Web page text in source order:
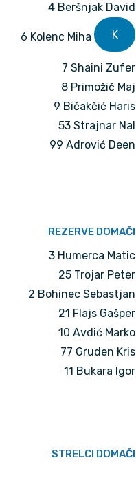
4 Beršnjak David
6 Kolenc Miha K
7 Shaini Zufer
8 Primožič Maj
9 Bičakčić Haris
53 Strajnar Nal
99 Adrović Deen
REZERVE DOMAČI
3 Humerca Matic
25 Trojar Peter
2 Bohinec Sebastjan
21 Flajs Gašper
10 Avdić Marko
77 Gruden Kris
11 Bukara Igor
STRELCI DOMAČI